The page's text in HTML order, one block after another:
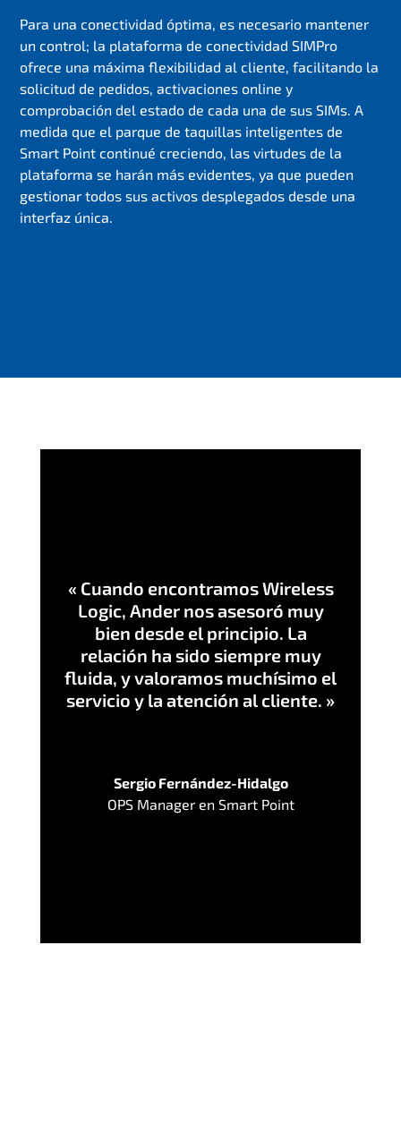
Para una conectividad óptima, es necesario mantener
un control; la plataforma de conectividad SIMPro
ofrece una máxima flexibilidad al cliente, facilitando la
solicitud de pedidos, activaciones online y
comprobación del estado de cada una de sus SIMs. A
medida que el parque de taquillas inteligentes de
Smart Point continué creciendo, las virtudes de la
plataforma se harán más evidentes, ya que pueden
gestionar todos sus activos desplegados desde una
interfaz única.
« Cuando encontramos Wireless
Logic, Ander nos asesoró muy
bien desde el principio. La
relación ha sido siempre muy
fluida, y valoramos muchísimo el
servicio y la atención al cliente. »
Sergio Fernández-Hidalgo
OPS Manager en Smart Point